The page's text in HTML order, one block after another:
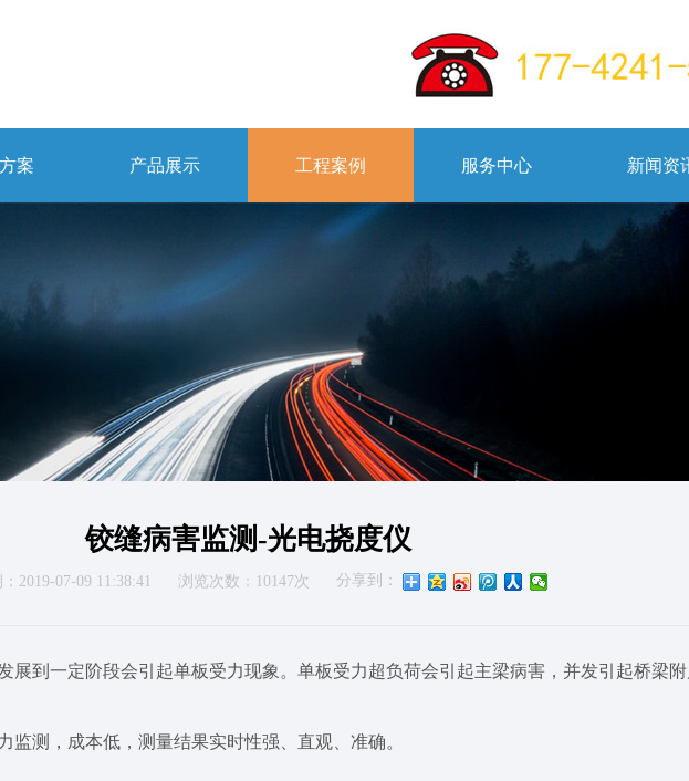
案 产品展示 工程案例 服务中心 新闻资
铰缝病害监测-光电挠度仪
2019-07-09 11:38:41 浏览次数：10147次 分享到：
展到一定阶段会引起单板受力现象。单板受力超负荷会引起主梁病害，并发引起桥梁
监测，成本低，测量结果实时性强、直观、准确。